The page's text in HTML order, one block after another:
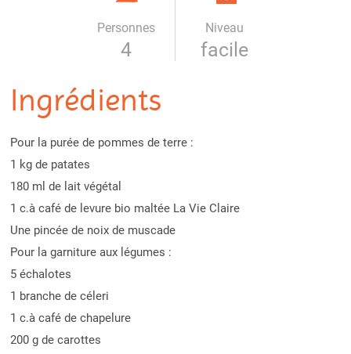
Personnes
4
Niveau
facile
Ingrédients
Pour la purée de pommes de terre :
1 kg de patates
180 ml de lait végétal
1 c.à café de levure bio maltée La Vie Claire
Une pincée de noix de muscade
Pour la garniture aux légumes :
5 échalotes
1 branche de céleri
1 c.à café de chapelure
200 g de carottes